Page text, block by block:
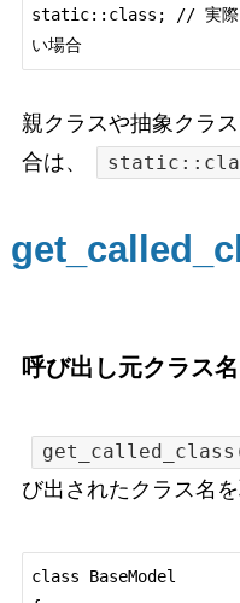
static::class; // 実際に
親クラスや抽象クラ
合は、
呼び出し元クラス
び出されたクラス名を
class BaseModel